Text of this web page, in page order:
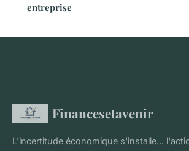
entreprise
Financesetavenir
L'incertitude économique s'installe...